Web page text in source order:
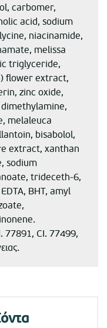
carbomer,
acid, sodium
niacinamide,
melissa
triglyceride,
flower extract,
zinc oxide,
melaleuca
bisabolol,
extract, xanthan
sodium
trideceth-6,
BHT, amyl
77891, CI. 77499,